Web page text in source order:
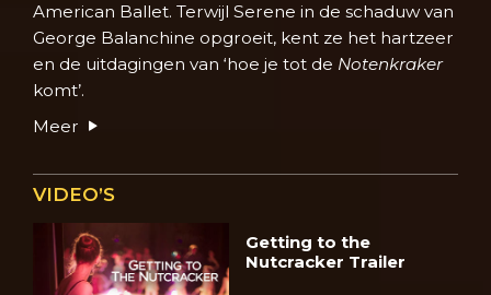
American Ballet. Terwijl Serene in de schaduw van
George Balanchine opgroeit, kent ze het hartzeer
en de uitdagingen van ‘hoe je tot de Notenkraker
komt’.
Meer
VIDEO’S
Getting to the
Nutcracker Trailer